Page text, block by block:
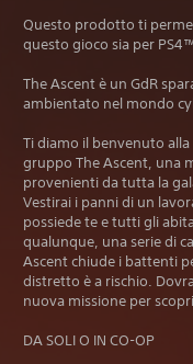
Questo prodotto ti
questo gioco sia per
The Ascent è un GdR
ambientato nel mondo
Ti diamo il benvenuto
gruppo The Ascent, una
provenienti da tutta la
Vestirai i panni di un
possiede te e tutti gli
qualunque, una serie di
Ascent chiude i battenti
distretto è a rischio.
nuova missione per
DA SOLI O IN CO-OP